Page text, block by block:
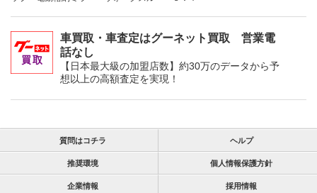
車買取・車査定はグーネット買取 営業電
話なし
【日本最大級の加盟店数】約30万のデータから予
想以上の高額査定を実現！
質問はコチラ ヘルプ
推奨環境 個人情報保護方針
企業情報 採用情報